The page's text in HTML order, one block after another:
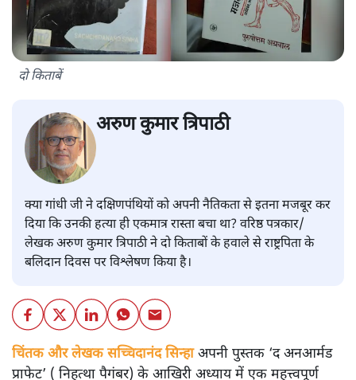
दो किताबें
अरुण कुमार त्रिपाठी
क्या गांधी जी ने दक्षिणपंथियों को अपनी नैतिकता से इतना मजबूर कर
दिया कि उनकी हत्या ही एकमात्र रास्ता बचा था? वरिष्ठ पत्रकार/
लेखक अरुण कुमार त्रिपाठी ने दो किताबों के हवाले से राष्ट्रपिता के
बलिदान दिवस पर विश्लेषण किया है।
चिंतक और लेखक सच्चिदानंद सिन्हाअपनी पुस्तक ‘द अनआर्मड
प्राफेट’ ( निहत्था पैगंबर) के आखिरी अध्याय में एक महत्त्वपूर्ण